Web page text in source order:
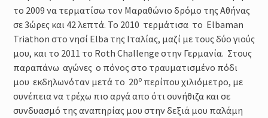
το 2009 να τερματίσω τον Μαραθώνιο δρόμο της Αθήνας
σε 3ώρες και 42 λεπτά. Το 2010 τερμάτισα το Elbaman
Triathon στο νησί Elba της Ιταλίας, μαζί με τους δύο γιούς
μου, και το 2011 το Roth Challenge στην Γερμανία. Στους
παραπάνω αγώνες ο πόνος στο τραυματισμένο πόδι
μου εκδηλωνόταν μετά το 20οπερίπου χιλιόμετρο, με
συνέπεια να τρέχω πιο αργά απο ότι συνήθιζα και σε
συνδυασμό της αναπηρίας μου στην δεξιά μου παλάμη